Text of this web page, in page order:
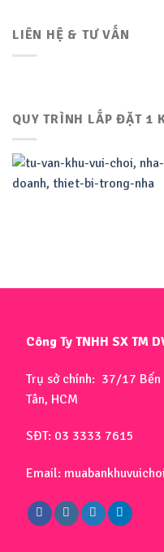
LIÊN HỆ & TƯ VẤN
QUY TRÌNH LẮP ĐẶT 1
Công Ty TNHH SX TM
Trụ sở chính: 37/17 Bến
Tân, HCM
SĐT: 03 3333 7615
Email: